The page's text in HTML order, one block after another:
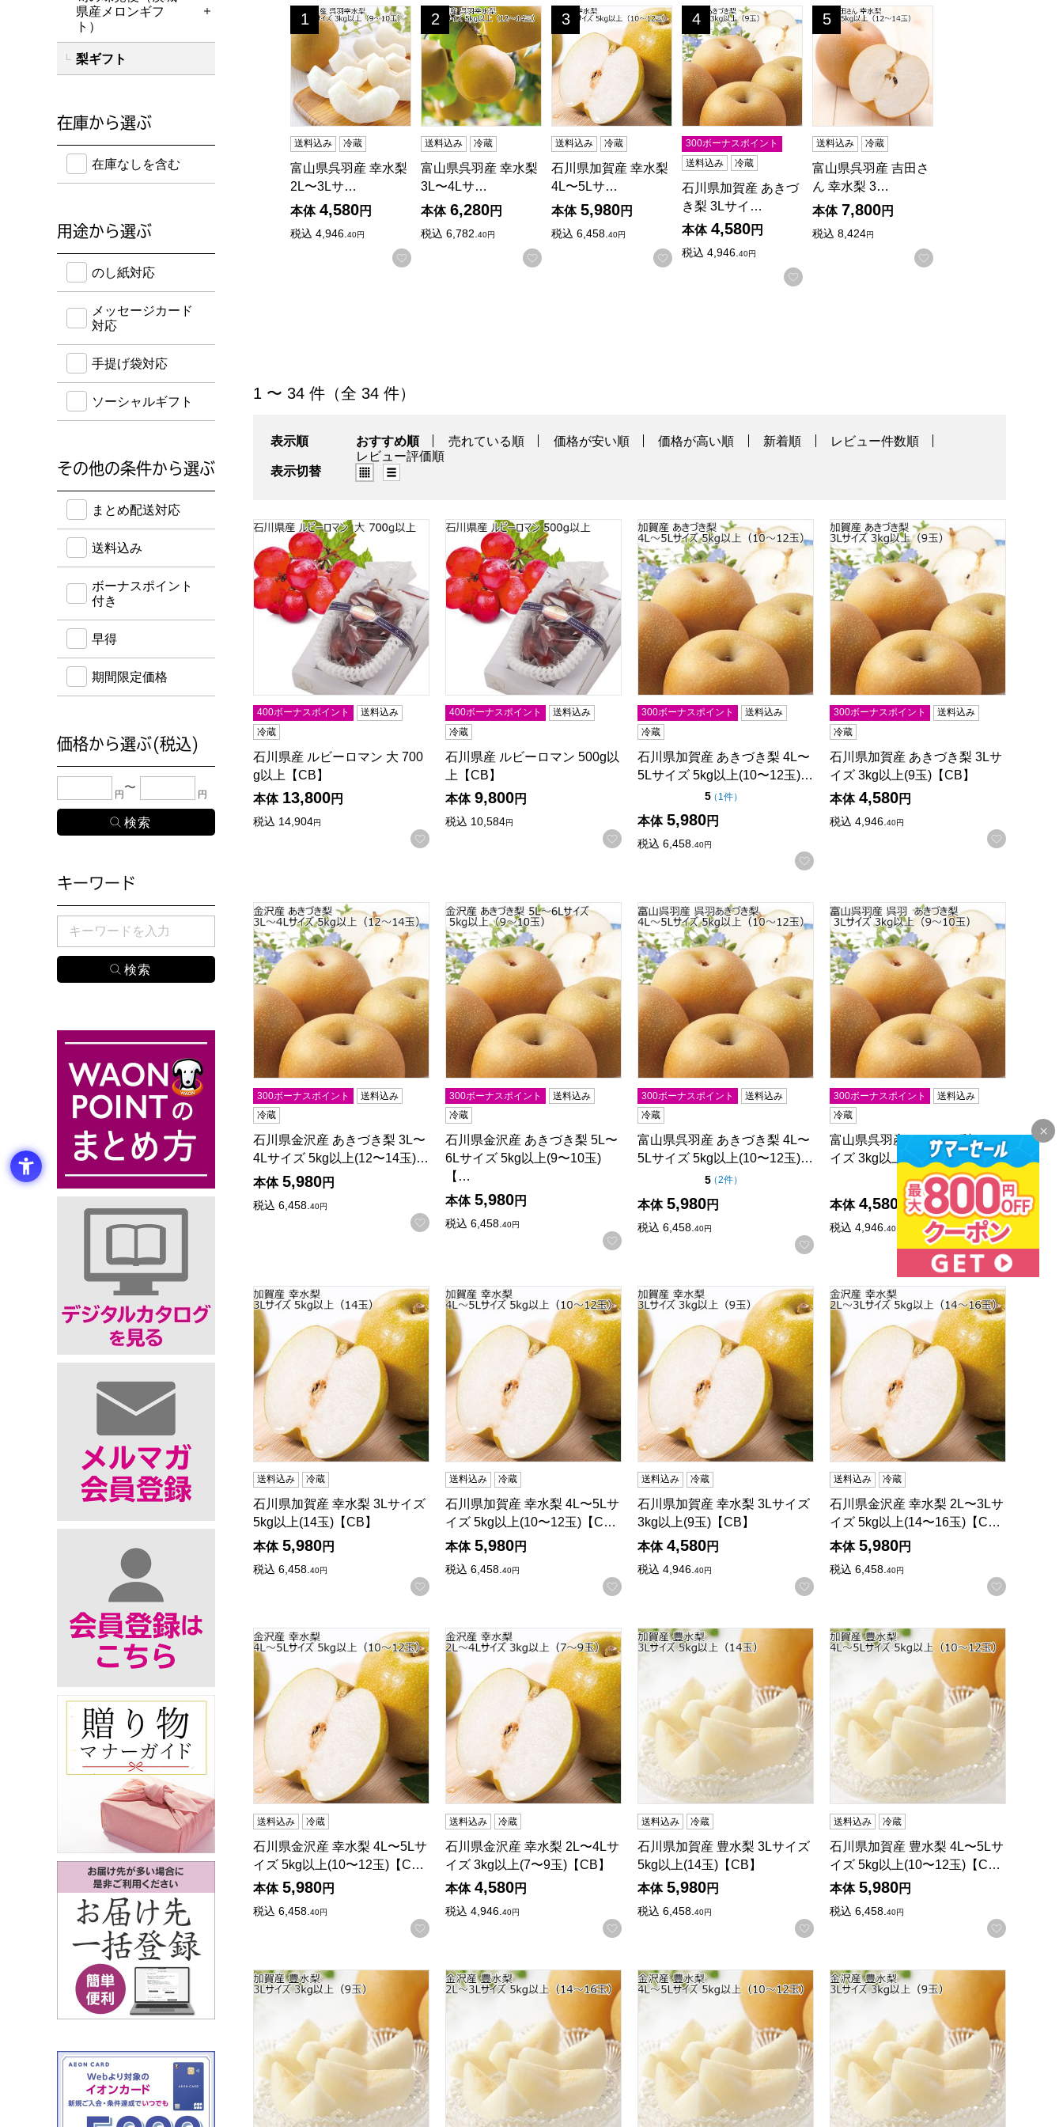
富山県呉羽産 幸水梨 2L〜3Lサイズ 3kg以上(9〜10玉)【CB】
1
位
送料込み 冷蔵
富山県呉羽産 幸水梨
2L〜3Lサ…
本体 4,580円
税込 4,946.40円
お気に入りに登録する
富山県呉羽産 幸水梨 3L〜4Lサイズ 5kg以上(12〜14玉)【CB】
2
位
送料込み 冷蔵
富山県呉羽産 幸水梨
3L〜4Lサ…
本体 6,280円
税込 6,782.40円
お気に入りに登録する
石川県加賀産 幸水梨 4L〜5Lサイズ 5kg以上(10〜12玉)【CB】
3
位
送料込み 冷蔵
石川県加賀産 幸水梨
4L〜5Lサ…
本体 5,980円
税込 6,458.40円
お気に入りに登録する
石川県加賀産 あきづき梨 3Lサイズ 3kg以上(9玉)【CB】
4
位
300ボーナスポイント
送料込み
冷蔵
石川県加賀産 あきづ
き梨 3Lサイ…
本体 4,580円
税込 4,946.40円
お気に入りに登録する
富山県呉羽産 吉田さん 幸水梨 3Lサイズ
5
位
送料込み 冷蔵
富山県呉羽産 吉田さ
ん 幸水梨 3…
本体 7,800円
税込 8,424円
お気に入りに登録する
「梨ギフト」の商品一覧
1 〜 34 件（全 34 件）
表示順 おすすめ順 売れている順 価格が安い順 価格が高い順 新着順
レビュー件数順
レビュー評価順
表示切替
グリッド表示（タイル表示）
石川県産 ルビーロマン 大 700g以上【CB】
400ボーナスポイント
送料込み
冷蔵
石川県産 ルビーロマン 大 700
g以上【CB】
本体 13,800円
税込 14,904円
お気に入りに登録する
石川県産 ルビーロマン 500g以上【CB】
400ボーナスポイント
送料込み
冷蔵
石川県産 ルビーロマン 500g以
上【CB】
本体 9,800円
税込 10,584円
お気に入りに登録する
石川県加賀産 あきづき梨 4L〜5Lサイズ 5kg以上(10〜12玉)【CB】
300ボーナスポイント
送料込み
冷蔵
石川県加賀産 あきづき梨 4L〜
5Lサイズ 5kg以上(10〜12玉)…
5点（5点満点中）
（ 1件の評価
）
本体 5,980円
税込 6,458.40円
お気に入りに登録する
石川県加賀産 あきづき梨 3Lサイズ 3kg
300ボーナスポイント
送料込み
冷蔵
石川県加賀産 あきづき梨 3Lサ
イズ 3kg以上(9玉)【CB】
本体 4,580円
税込 4,946.40円
お気に入
石川県金沢産 あきづき梨 3L〜4Lサイズ 5kg以上(12〜14玉)【CB】
300ボーナスポイント
送料込み
冷蔵
石川県金沢産 あきづき梨 3L〜
4Lサイズ 5kg以上(12〜14玉)…
本体 5,980円
税込 6,458.40円
お気に入りに登録する
石川県金沢産 あきづき梨 5L〜6Lサイズ 5kg以上(9〜10玉)【CB】
300ボーナスポイント
送料込み
冷蔵
石川県金沢産 あきづき梨 5L〜
6Lサイズ 5kg以上(9〜10玉)
【…
本体 5,980円
税込 6,458.40円
お気に入りに登録する
富山県呉羽産 あきづき梨 4L〜5Lサイズ 5kg以上(10〜12玉)【CB】
300ボーナスポイント
送料込み
冷蔵
富山県呉羽産 あきづき梨 4L〜
5Lサイズ 5kg以上(10〜12玉)…
5点（5点満点中）
（2件の評価
）
本体 5,980円
税込 6,458.40円
お気に入りに登録する
富山県呉羽産 あきづき梨 3Lサイズ 3kg
300ボーナスポイント
送料込み
冷蔵
富山県呉羽産 あきづき梨 3Lサ
イズ 3kg以上(9〜10玉)【CB】
4.3点（5点満点中）
（4件の評価
）
本体 4,580 円
税込 4,946.40
お気に入
石川県加賀産 幸水梨 3Lサイズ 5kg以上(14玉)【CB】
送料込み 冷蔵
石川県加賀産 幸水梨 3Lサイズ
5kg以上(14玉)【CB】
本体 5,980円
税込 6,458.40円
お気に入りに登録する
石川県加賀産 幸水梨 4L〜5Lサイズ 5kg以上(10〜12玉)【CB】
送料込み 冷蔵
石川県加賀産 幸水梨 4L〜5Lサ
イズ 5kg以上(10〜12玉)【C…
本体 5,980円
税込 6,458.40円
お気に入りに登録する
石川県加賀産 幸水梨 3Lサイズ 3kg以上(9玉)【CB】
送料込み 冷蔵
石川県加賀産 幸水梨 3Lサイズ
3kg以上(9玉)【CB】
本体 4,580円
税込 4,946.40円
お気に入りに登録する
石川県金沢産 幸水梨 2L〜3Lサイズ 5kg
送料込み 冷蔵
石川県金沢産 幸水梨 2L〜3Lサ
イズ 5kg以上(14〜16玉)【C…
本体 5,980円
税込 6,458.40円
お気に入
石川県金沢産 幸水梨 4L〜5Lサイズ 5kg以上(10〜12玉)【CB】
送料込み 冷蔵
石川県金沢産 幸水梨 4L〜5Lサ
イズ 5kg以上(10〜12玉)【C…
本体 5,980円
税込 6,458.40円
お気に入りに登録する
石川県金沢産 幸水梨 2L〜4Lサイズ 3kg以上(7〜9玉)【CB】
送料込み 冷蔵
石川県金沢産 幸水梨 2L〜4Lサ
イズ 3kg以上(7〜9玉)【CB】
本体 4,580円
税込 4,946.40円
お気に入りに登録する
石川県加賀産 豊水梨 3Lサイズ 5kg以上(14玉)【CB】
送料込み 冷蔵
石川県加賀産 豊水梨 3Lサイズ
5kg以上(14玉)【CB】
本体 5,980円
税込 6,458.40円
お気に入りに登録する
石川県加賀産 豊水梨 4L〜5Lサイズ 5kg
送料込み 冷蔵
石川県加賀産 豊水梨 4L〜5Lサ
イズ 5kg以上(10〜12玉)【C…
本体 5,980円
税込 6,458.40円
お気に入
石川県加賀産 豊水梨 3Lサイズ 3kg以上(9玉)【CB】石川県金沢産 豊水梨 2L〜3Lサイズ 5kg以上(14〜16玉)【CB】石川県金沢産 豊水梨 4L〜5Lサイズ 5kg以上(10〜12玉)【CB】
石川県金沢産 豊水梨 3Lサイズ 3kg以上
県産メロンギフ
ト）
詳細を開く
梨ギフト
在庫から選ぶ
在庫のない商品を含めて検索することができます。
在庫なしを含む
用途から選ぶ
のし紙・メッセージカード・手提げ袋に対応している商品から絞りこむことができます。
のし紙対応
メッセージカード
対応
手提げ袋対応
ソーシャルギフト
その他の条件から選ぶ
送料込み・ボーナスポイント付き・早得・期間限定商品から絞り込むことができます。
まとめ配送対応
送料込み
ボーナスポイント
付き
早得
期間限定価格
価格から選ぶ(税込)
下限金額・上限金額のどちらか１つまたは両方に、検索したい金額を入力してください。
円 円
キーワード
検索したい商品のキーワードを入力してください。